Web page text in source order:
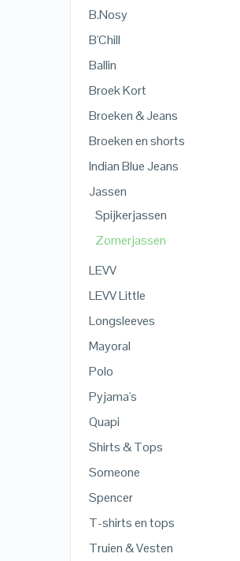
B.Nosy
B'Chill
Ballin
Broek Kort
Broeken & Jeans
Broeken en shorts
Indian Blue Jeans
Jassen
Spijkerjassen
Zomerjassen
LEVV
LEVV Little
Longsleeves
Mayoral
Polo
Pyjama's
Quapi
Shirts & Tops
Someone
Spencer
T-shirts en tops
Truien & Vesten